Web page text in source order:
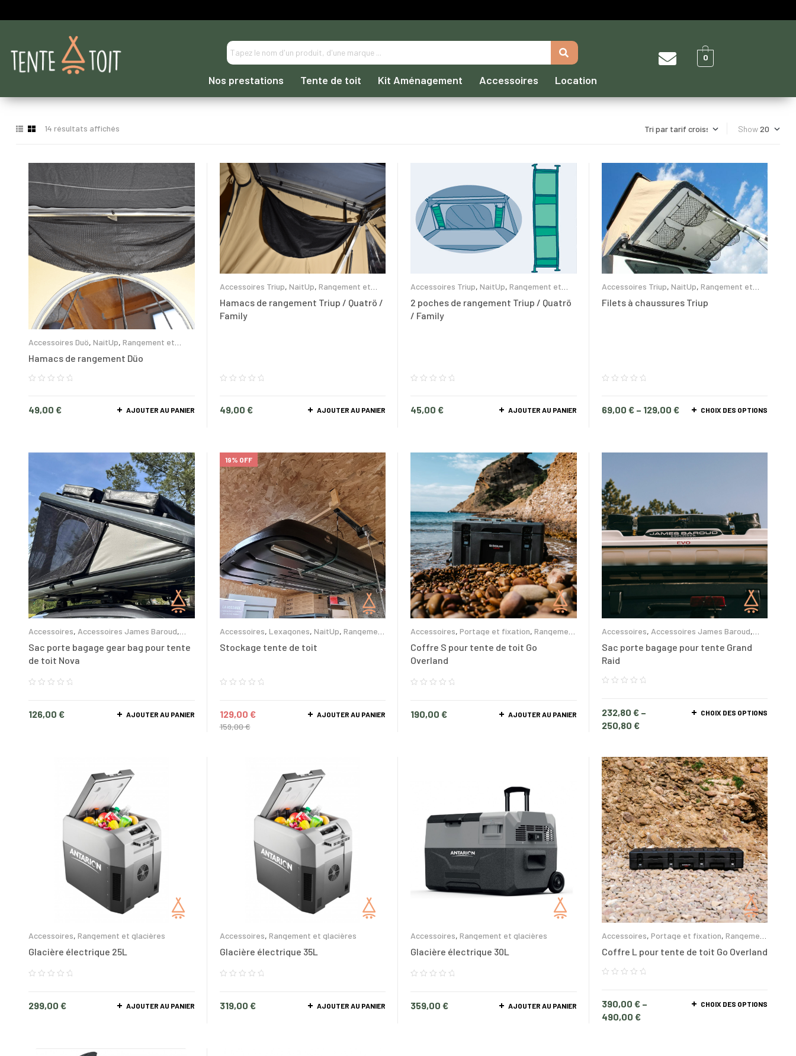
Nos prestations Tente de toit Kit Aménagement Accessoires Location
0
14 résultats affichés Show
Accessoires Duö, NaitUp, Rangement et
Hamacs de rangement Düo
49,00 € AJOUTER AU PANIER
Accessoires Triup, NaitUp, Rangement et
Hamacs de rangement Triup / Quatrö /
Family
49,00 € AJOUTER AU PANIER
Accessoires Triup, NaitUp, Rangement et
2 poches de rangement Triup / Quatrö
/ Family
45,00 € AJOUTER AU PANIER
Accessoires Triup, NaitUp, Rangement et
Filets à chaussures Triup
69,00 €– 129,00 € CHOIX DES OPTIONS
Accessoires, Accessoires James Baroud,
Sac porte bagage gear bag pour tente
de toit Nova
126,00 € AJOUTER AU PANIER
19% OFF
Accessoires, Lexagones, NaitUp, Rangement
Stockage tente de toit
159,00€
129,00 € AJOUTER AU PANIER
Accessoires, Portage et fixation, Rangement
Coffre S pour tente de toit Go
Overland
190,00 € AJOUTER AU PANIER
Accessoires, Accessoires James Baroud,
Sac porte bagage pour tente Grand
Raid
232,80 €–
250,80 €
CHOIX DES OPTIONS
Accessoires, Rangement et glacières
Glacière électrique 25L
299,00 € AJOUTER AU PANIER
Accessoires, Rangement et glacières
Glacière électrique 35L
319,00 € AJOUTER AU PANIER
Accessoires, Rangement et glacières
Glacière électrique 30L
359,00 € AJOUTER AU PANIER
Accessoires, Portage et fixation, Rangement
Coffre L pour tente de toit Go Overland
390,00 €–
490,00 €
CHOIX DES OPTIONS